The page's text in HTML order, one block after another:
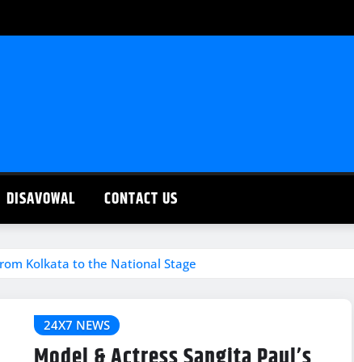
DISAVOWAL CONTACT US
Kolkata to the National Stage
24X7 NEWS